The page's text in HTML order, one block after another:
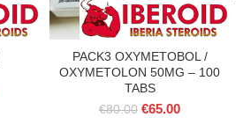
PACK3 OXYMETOBOL /
OXYMETOLON 50MG – 100
TABS
€80.00 O
€65.00O